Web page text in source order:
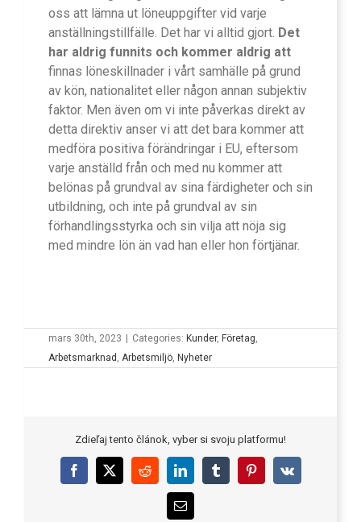
oss att lämna ut löneuppgifter vid varje
anställningstillfälle. Det har vi alltid gjort. Det
har aldrig funnits och kommer aldrig att
finnas löneskillnader i vårt samhälle på grund
av kön, nationalitet eller någon annan subjektiv
faktor. Men även om vi inte påverkas direkt av
detta direktiv anser vi att det bara kommer att
medföra positiva förändringar i EU, eftersom
varje anställd från och med nu kommer att
belönas på grundval av sina färdigheter och sin
utbildning, och inte på grundval av sin
förhandlingsstyrka och sin vilja att nöja sig
med mindre lön än vad han eller hon förtjänar.
mars 30th, 2023 Categories: Kunder, Företag,
Arbetsmarknad , Arbetsmiljö, Nyheter
Zdieľaj tento článok, vyber si svoju platformu!
Facebook
X RedditLinkedInTumblrPinterest
Vk
Email